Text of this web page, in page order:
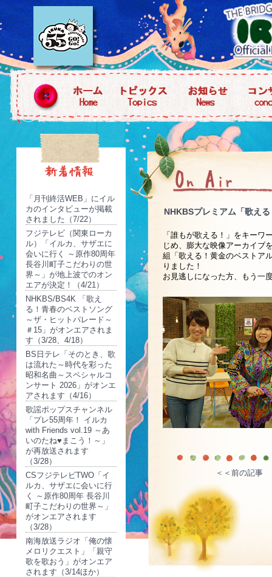
「月刊終活WEB」にイル
カのインタビューが掲載
されました（7/22）
フジテレビ（関東ローカ
ル）「イルカ、サザエに
会いに行く ～原作80周年
長谷川町子こだわりの世
界～」が地上波でのオン
エアが決定！（4/21）
NHKBS/BS4K 「歌え
る！青春のベストソング
～ザ・ヒットパレード～
＃15」がオンエアされま
す（3/28、4/18）
BS日テレ「そのとき、歌
は流れた～時代を彩った
昭和名曲～スペシャルコ
ンサート 2026」がオンエ
アされます（4/16）
歌謡ポップスチャンネル
「プレ55周年！ イルカ
with Friends vol.19 ～あ
いのたね♥まこう！～」
が再放送されます
（3/28）
CSフジテレビTWO「イ
ルカ、サザエに会いに行
く ～原作80周年 長谷川
町子こだわりの世界～」
がオンエアされます
（3/28）
南海放送ラジオ「俺の懐
メロリクエスト」「親守
歌を歌おう」がオンエア
されます（3/14ほか）
NHKBSプレミアム「歌え
「誰もが歌える！」をキー
じめ、膨大な映像アーカイブ
組「歌える！黄金のベストア
りました！
お見逃しになった方、もう一
＜＜前の記事